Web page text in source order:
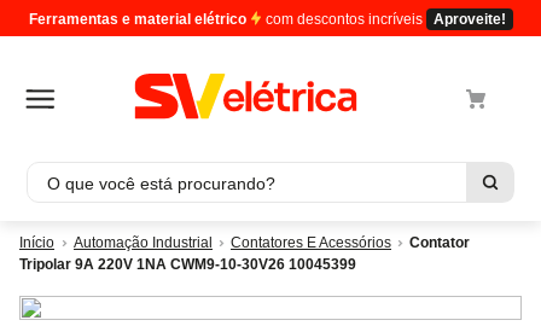
Ferramentas e material elétrico com descontos incríveis Aproveite!
O que você está procurando?
Automação Industrial Contatores E Acessórios
Contator
Tripolar 9A 220V 1NA CWM9-10-30V26 10045399
Termos mais buscados
2º luminaria